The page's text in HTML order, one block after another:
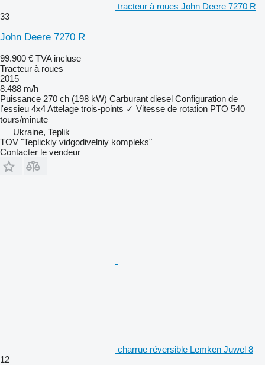
tracteur à roues John Deere 7270 R
33
John Deere 7270 R
99.900 € TVA incluse
Tracteur à roues
2015
8.488 m/h
Puissance 270 ch (198 kW) Carburant diesel Configuration de
l'essieu 4x4Attelage trois-points ✓ Vitesse de rotation PTO 540
tours/minute
Ukraine, Teplik
TOV "Teplickiy vidgodivelniy kompleks"
Contacter le vendeur
charrue réversible Lemken Juwel 8
12